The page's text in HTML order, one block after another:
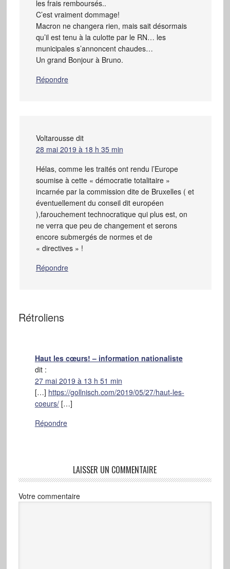
les frais remboursés..
C’est vraiment dommage!
Macron ne changera rien, mais sait désormais
qu’il est tenu à la culotte par le RN… les
municipales s’annoncent chaudes…
Un grand Bonjour à Bruno.
Répondre
Voltarousse dit
28 mai 2019 à 18 h 35 min
Hélas, comme les traités ont rendu l’Europe
soumise à cette « démocratie totalitaire »
incarnée par la commission dite de Bruxelles ( et
éventuellement du conseil dit européen
),farouchement technocratique qui plus est, on
ne verra que peu de changement et serons
encore submergés de normes et de
« directives » !
Répondre
Rétroliens
Haut les cœurs! – information nationaliste
dit :
27 mai 2019 à 13 h 51 min
[…] https://gollnisch.com/2019/05/27/haut-les-
coeurs/[…]
Répondre
LAISSER UN COMMENTAIRE
Votre commentaire